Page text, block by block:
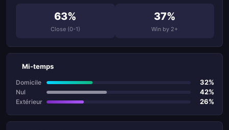
63%
Close (0-1)
37%
Win by 2+
Mi-temps
Domicile 32%
Nul 42%
Extérieur 26%